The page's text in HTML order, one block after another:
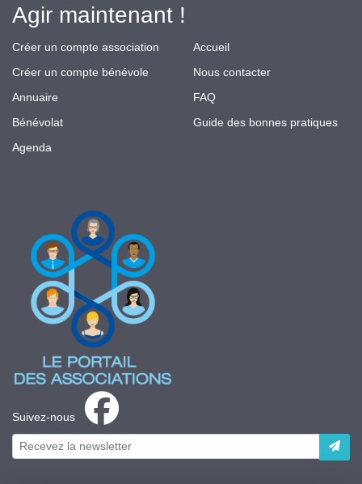
Suivez-nous
Agir maintenant !
Créer un compte association
Créer un compte bénévole
Annuaire
Bénévolat
Agenda
Accueil
Nous contacter
FAQ
Guide des bonnes pratiques